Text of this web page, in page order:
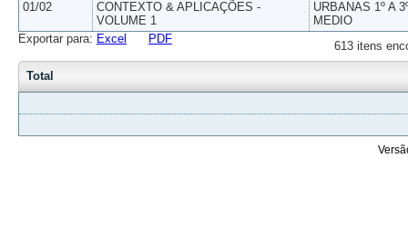
01/02
CONTEXTO & APLICAÇÕES -
VOLUME 1
URBANAS 1º A
MEDIO
613 itens
Exportar para: Excel PDF
Total